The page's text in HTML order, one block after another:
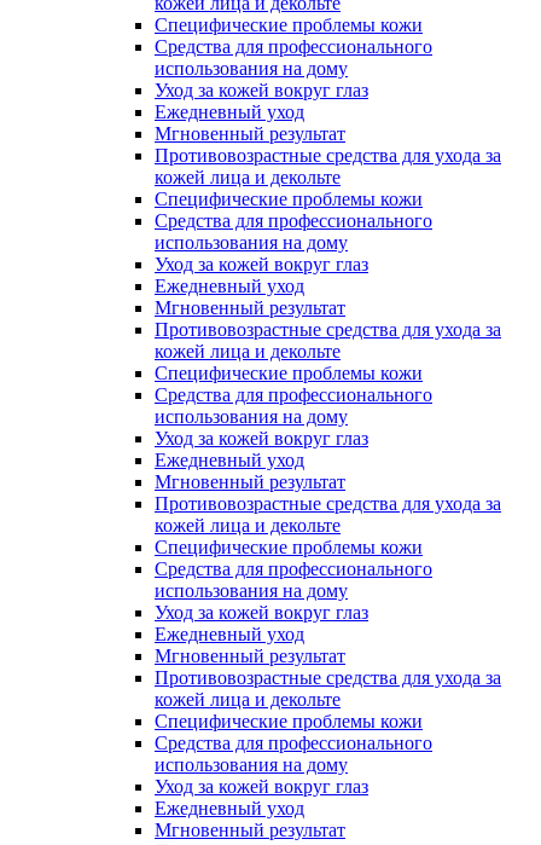
Специфические проблемы кожи
Средства для профессионального
использования на дому
Уход за кожей вокруг глаз
Ежедневный уход
Мгновенный результат
Противовозрастные средства для ухода за
кожей лица и декольте
Специфические проблемы кожи
Средства для профессионального
использования на дому
Уход за кожей вокруг глаз
Ежедневный уход
Мгновенный результат
Противовозрастные средства для ухода за
кожей лица и декольте
Специфические проблемы кожи
Средства для профессионального
использования на дому
Уход за кожей вокруг глаз
Ежедневный уход
Мгновенный результат
Противовозрастные средства для ухода за
кожей лица и декольте
Специфические проблемы кожи
Средства для профессионального
использования на дому
Уход за кожей вокруг глаз
Ежедневный уход
Мгновенный результат
Противовозрастные средства для ухода за
кожей лица и декольте
Специфические проблемы кожи
Средства для профессионального
использования на дому
Уход за кожей вокруг глаз
Ежедневный уход
Мгновенный результат